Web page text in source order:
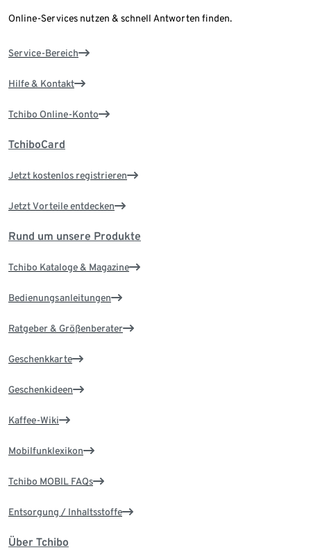
Online-Services nutzen & schnell Antworten finden.
Service-Bereich
Hilfe & Kontakt
Tchibo Online-Konto
TchiboCard
Jetzt kostenlos registrieren
Jetzt Vorteile entdecken
Rund um unsere Produkte
Tchibo Kataloge & Magazine
Bedienungsanleitungen
Ratgeber & Größenberater
Geschenkkarte
Geschenkideen
Kaffee-Wiki
Mobilfunklexikon
Tchibo MOBIL FAQs
Entsorgung / Inhaltsstoffe
Über Tchibo